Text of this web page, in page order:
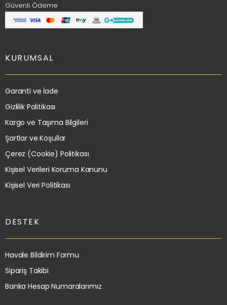
Güvenli Ödeme
KURUMSAL
Garanti ve İade
Gizlilik Politikası
Kargo ve Taşıma Bilgileri
Şartlar ve Koşullar
Çerez (Cookie) Politikası
Kişisel Verileri Koruma Kanunu
Kişisel Veri Politikası
DESTEK
Havale Bildirim Formu
Sipariş Takibi
Banka Hesap Numaralarımız